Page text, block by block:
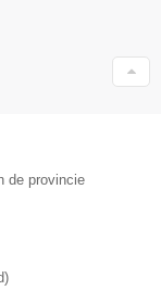
de provincie
)